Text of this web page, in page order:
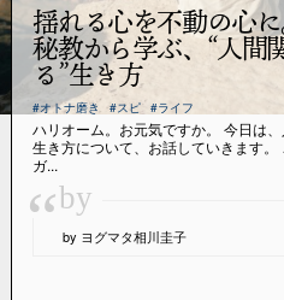
揺れる心を不動の心
秘教から学ぶ、“人間
る”生き方
#オトナ磨き #スピ #ライフ
ハリオーム。お元気ですか。 今日は
生き方について、お話していきます。
ガ...
“by
by ヨグマタ相川圭子